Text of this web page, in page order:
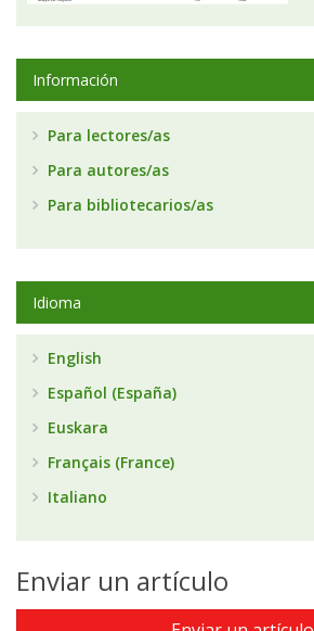
Información
Para lectores/as
Para autores/as
Para bibliotecarios/as
Idioma
English
Español (España)
Euskara
Français (France)
Italiano
Enviar un artículo